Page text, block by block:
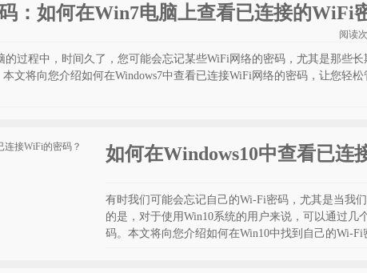
：如何在Win7电脑上查看已连接的WiFi
阅读
的过程中，时间久了，您可能会忘记某些WiFi网络的密码，尤其是那些长
文将向您介绍如何在Windows7中查看已连接WiFi网络的密码，让您轻松
如何在Windows10中查看已连
有时我们可能会忘记自己的Wi-Fi密码，尤其是当我
的是，对于使用Win10系统的用户来说，可以通过
码。本文将向您介绍如何在Win10中找到自己的Wi-Fi